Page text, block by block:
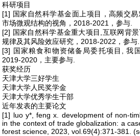
科研项目
[1] 国家自然科学基金面上项目，高频交
市场微观结构的视角，2018-2021，参与.
[2] 国家自然科学基金重大项目,互联网背
规律及其风险效应研究，2018-2022，参与.
[3] 国家粮食和物资储备局委托项目, 我
2019-2020，主要参与.
获奖经历
天津大学三好学生
天津大学人民奖学金
天津大学优秀学生干部
近年发表的主要论文
[1] luo y*, feng x. development of non-
in the context of trade globalization: a
forest science, 2023, vol.69(4):371-381.